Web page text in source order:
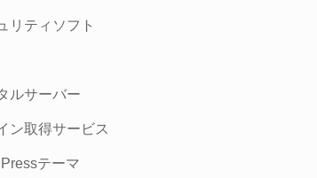
リティソフト
ルサーバー
ン取得サービス
テーマ